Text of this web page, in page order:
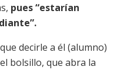
pues “estarían
decirle a él (alumno)
bolsillo, que abra la